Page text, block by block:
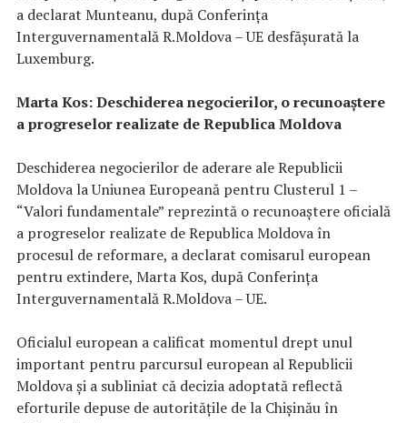
a declarat Munteanu, după Conferinţa
Interguvernamentală R.Moldova – UE desfăşurată la
Luxemburg.
Marta Kos: Deschiderea negocierilor, o recunoaştere
a progreselor realizate de Republica Moldova
Deschiderea negocierilor de aderare ale Republicii
Moldova la Uniunea Europeană pentru Clusterul 1 –
“Valori fundamentale” reprezintă o recunoaştere oficială
a progreselor realizate de Republica Moldova în
procesul de reformare, a declarat comisarul european
pentru extindere, Marta Kos, după Conferinţa
Interguvernamentală R.Moldova – UE.
Oficialul european a calificat momentul drept unul
important pentru parcursul european al Republicii
Moldova şi a subliniat că decizia adoptată reflectă
eforturile depuse de autorităţile de la Chişinău în